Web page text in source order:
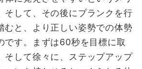
そして、その後にプランクを行
むと、より正しい姿勢での体勢
です。まずは60秒を目標に取
そして徐々に、ステップアップ